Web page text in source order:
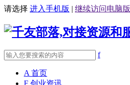
请选择 进入手机版 | 继续访问电脑版
f
A 首页
F 创业资讯